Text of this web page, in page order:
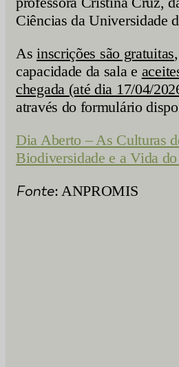
Ciências da Universidade
Asinscrições são gratuitas
capacidade da sala e
chegada (até dia 17/04/
através do formulário
Dia Aberto – As Culturas
Biodiversidade e a Vida
Fonte: ANPROMIS